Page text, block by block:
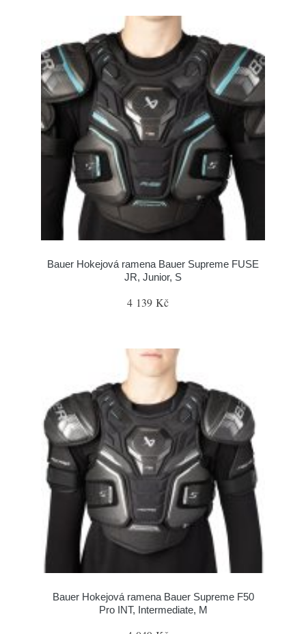
Bauer Hokejová ramena Bauer Supreme FUSE
JR, Junior, S
4 139 Kč
Bauer Hokejová ramena Bauer Supreme F50
Pro INT, Intermediate, M